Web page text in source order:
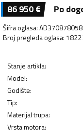
86 950€ Po
Šifra oglasa:
Broj pregleda oglasa:
Stanje artikla:
Model:
Godište:
Tip:
Materijal trupa:
Vrsta motora: